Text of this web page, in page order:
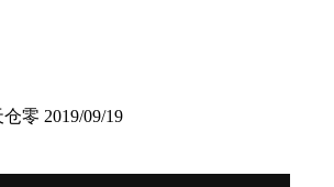
仓零 2019/09/19